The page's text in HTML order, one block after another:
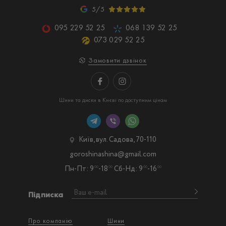
5/5
095 229 52 25
068 139 52 25
073 029 52 25
Замовити дзвінок
Шини та диски в Києві по доступним цінам
Про компанію
Шини
Підписка
Київ, вул. Садова, 70-110
Пн-Пт: 9 00-18 00 Сб-Нд: 9 00-16 00
goroshinashina@gmail.com